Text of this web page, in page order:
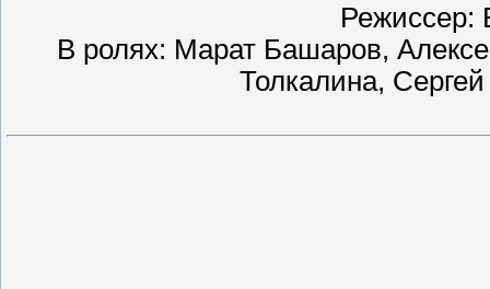
Режиссер:
В ролях: Марат Башаров,
Толкалина,